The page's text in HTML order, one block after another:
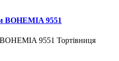
BOHEMIA 9551
9551 Тортівниця